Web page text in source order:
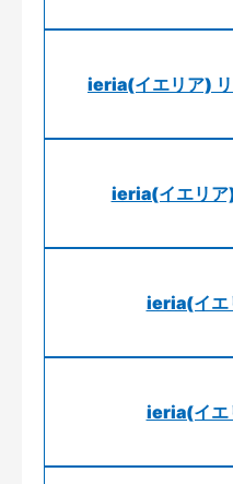
ieria(イエリア)
ieria(イエリア
ieria(イエ
ieria(イエ